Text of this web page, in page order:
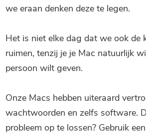
we eraan denken deze te legen.
Het is niet elke dag dat we ook de
ruimen, tenzij je je Mac natuurlijk
persoon wilt geven.
Onze Macs hebben uiteraard
wachtwoorden en zelfs software.
probleem op te lossen? Gebruik
Je
en nieuws
Vul een geldig e-